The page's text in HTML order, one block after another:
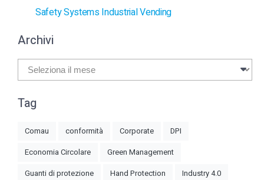
Safety Systems Industrial Vending
Archivi
Archivi
Tag
Comau conformità Corporate
DPI
Economia Circolare
Green Management
Guanti di protezione
Hand Protection
Industry 4.0